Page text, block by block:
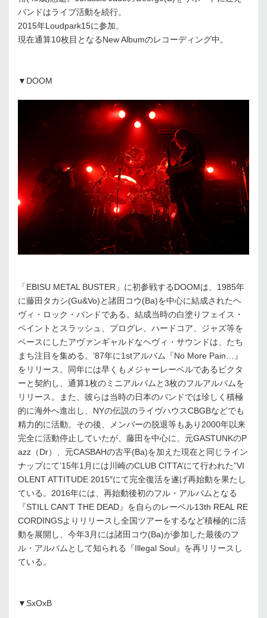
バンドはライブ活動を続行。
2015年Loudpark15に参加。
現在通算10枚目となるNew Albumのレコーディング中。
▼DOOM
「EBISU METAL BUSTER」に初参戦するDOOMは、1985年
に藤田タカシ(Gu&Vo)と諸田コウ(Ba)を中心に結成されたヘ
ヴィ・ロック・バンドである。結成当時の白塗りフェイス・
ペイントとスラッシュ、プログレ、ハードコア、ジャズ等を
ベースにしたアヴァンギャルドなヘヴィ・サウンドは、たち
まち注目を集める。’87年に1stアルバム『No More Pain…』
をリリース。同年には早くもメジャーレーベルであるビクタ
ーと契約し、通算1枚のミニアルバムと3枚のフルアルバムを
リリース。また、彼らは当時の日本のバンドでは珍しく積極
的に海外へ進出し、NYの伝説のライヴハウスCBGBなどでも
精力的に活動。その後、メンバーの脱退等もあり2000年以来
完全に活動停止していたが、藤田を中心に、元GASTUNKのP
azz（Dr）、元CASBAHの古平(Ba)を加えた現在と同じライン
ナップにて’15年1月には川崎のCLUB CITTA’にて行われた”VI
OLENT ATTITUDE 2015″にて完全復活を遂げ再始動を果たし
ている。2016年には、再始動後初のフル・アルバムとなる
『STILL CAN’T THE DEAD』を自らのレーベル13th REAL RE
CORDINGSよりリリースし全国ツアーをするなど積極的に活
動を展開し、今年3月には諸田コウ(Ba)が参加した最後のフ
ル・アルバムとして知られる『Illegal Soul』を再リリースし
ている。
▼SxOxB